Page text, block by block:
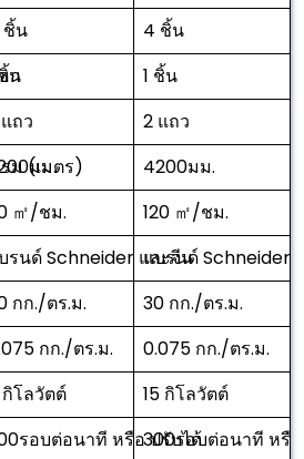
ชิ้น
4 ชิ้น
ก
น
1 ชิ้น
ถว
2 แถว
ม (เมตร)
มม.
4200มม.
㎡/ชม.
120 ㎡/ชม.
รนด์ Schneider และจีนแบรนด์ Schneider
กก./ตร.ม.
30 กก./ตร.ม.
กก./ตร.ม.
0.075 กก./ตร.ม.
กิโลวัตต์
15 กิโลวัตต์
รอบต่อนาที หรือ ปรับได้300รอบต่อนาที หรื